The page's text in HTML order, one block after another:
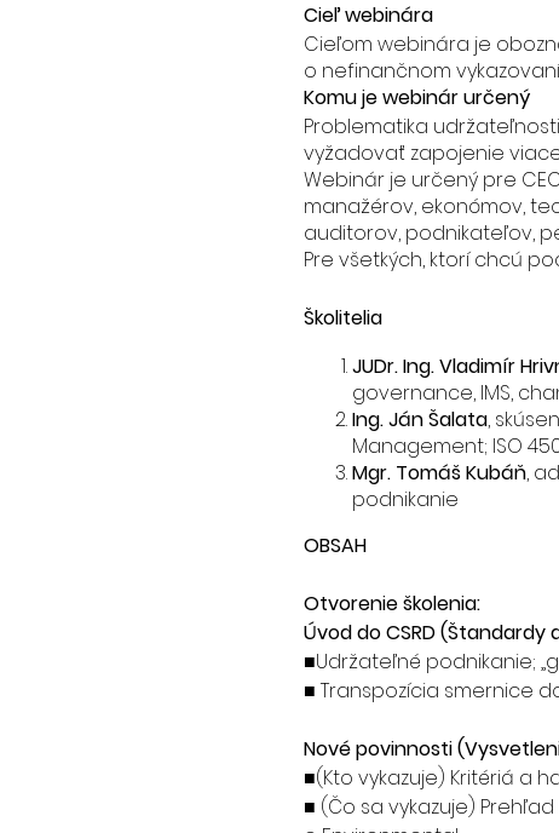
Cieľ webinára
Cieľom webinára je
o nefinančnom
Komu je webinár určený
Problematika
vyžadovať zapojenie
Webinár je určený pre
manažérov, ekonómov,
auditorov, podnikateľov,
Pre všetkých, ktorí chcú
Školitelia
JUDr. Ing. Vladimír
governance, IMS,
Ing. Ján Šalata,
Management; ISO
Mgr. Tomáš Kubáň,
podnikanie
OBSAH
Otvorenie školenia:
Úvod do CSRD
■Udržateľné podnikanie;
■ Transpozícia smernice
Nové povinnosti
■(Kto vykazuje) Kritériá a
■ (Čo sa vykazuje)